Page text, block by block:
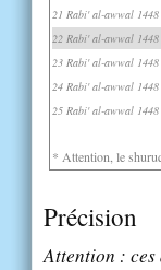
21 Rabi' al-awwal 1448
22 Rabi' al-awwal 1448
23 Rabi' al-awwal 1448
24 Rabi' al-awwal 1448
25 Rabi' al-awwal 1448
* Attention, le
Précision
Attention :